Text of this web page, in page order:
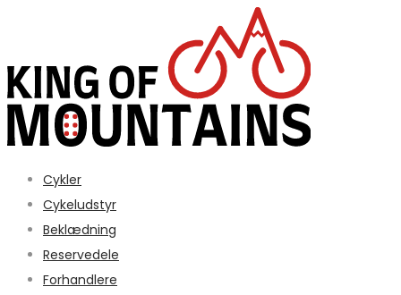
Cykler
Cykeludstyr
Beklædning
Reservedele
Forhandlere